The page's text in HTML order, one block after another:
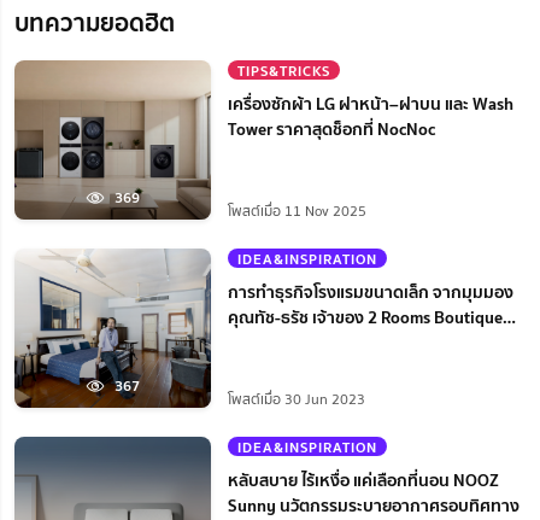
บทความยอดฮิต
369
TIPS&TRICKS
เครื่องซักผ้า LG ฝาหน้า–ฝาบน และ Wash
Tower ราคาสุดช็อกที่ NocNoc
โพสต์เมื่อ 11 Nov 2025
367
IDEA&INSPIRATION
การทำธุรกิจโรงแรมขนาดเล็ก จากมุมมอง
คุณทัช-ธรัช เจ้าของ 2 Rooms Boutique
โพสต์เมื่อ 30 Jun 2023
IDEA&INSPIRATION
หลับสบาย ไร้เหงื่อ แค่เลือกที่นอน NOOZ
Sunny นวัตกรรมระบายอากาศรอบทิศทาง